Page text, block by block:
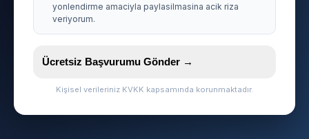
yonlendirme amaciyla paylasilmasina acik riza
veriyorum.
Ücretsiz Başvurumu Gönder →
Kişisel verileriniz KVKK kapsamında korunmaktadır.